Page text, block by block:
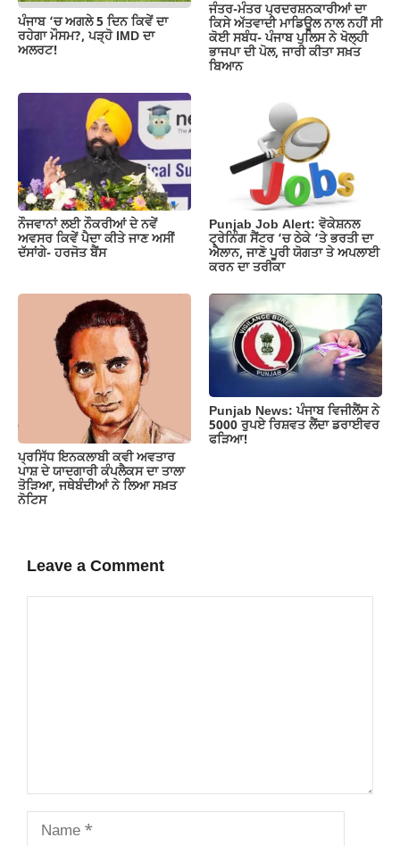
ਪੰਜਾਬ ‘ਚ ਅਗਲੇ 5 ਦਿਨ ਕਿਵੇਂ ਦਾ
ਰਹੇਗਾ ਮੌਸਮ?, ਪੜ੍ਹੋ IMD ਦਾ
ਅਲਰਟ!
ਜੰਤਰ-ਮੰਤਰ ਪ੍ਰਦਰਸ਼ਨਕਾਰੀਆਂ ਦਾ
ਕਿਸੇ ਅੱਤਵਾਦੀ ਮਾਡਿਊਲ ਨਾਲ ਨਹੀਂ ਸੀ
ਕੋਈ ਸਬੰਧ- ਪੰਜਾਬ ਪੁਲਿਸ ਨੇ ਖੋਲ੍ਹੀ
ਭਾਜਪਾ ਦੀ ਪੋਲ, ਜਾਰੀ ਕੀਤਾ ਸਖ਼ਤ
ਬਿਆਨ
ਨੌਜਵਾਨਾਂ ਲਈ ਨੌਕਰੀਆਂ ਦੇ ਨਵੇਂ
ਅਵਸਰ ਕਿਵੇਂ ਪੈਦਾ ਕੀਤੇ ਜਾਣ ਅਸੀਂ
ਦੱਸਾਂਗੇ- ਹਰਜੋਤ ਬੈਂਸ
Punjab Job Alert: ਵੋਕੇਸ਼ਨਲ
ਟ੍ਰੇਨਿੰਗ ਸੈਂਟਰ ‘ਚ ਠੇਕੇ ‘ਤੇ ਭਰਤੀ ਦਾ
ਐਲਾਨ, ਜਾਣੋ ਪੂਰੀ ਯੋਗਤਾ ਤੇ ਅਪਲਾਈ
ਕਰਨ ਦਾ ਤਰੀਕਾ
ਪ੍ਰਸਿੱਧ ਇਨਕਲਾਬੀ ਕਵੀ ਅਵਤਾਰ
ਪਾਸ਼ ਦੇ ਯਾਦਗਾਰੀ ਕੰਪਲੈਕਸ ਦਾ ਤਾਲਾ
ਤੋੜਿਆ, ਜਥੇਬੰਦੀਆਂ ਨੇ ਲਿਆ ਸਖ਼ਤ
ਨੋਟਿਸ
Punjab News: ਪੰਜਾਬ ਵਿਜੀਲੈਂਸ ਨੇ
5000 ਰੁਪਏ ਰਿਸ਼ਵਤ ਲੈਂਦਾ ਡਰਾਈਵਰ
ਫੜਿਆ!
Leave a Comment
Name